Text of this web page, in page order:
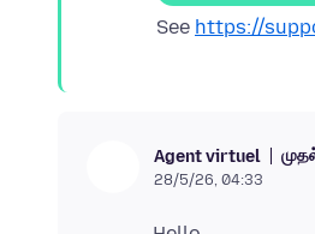
See https://
Agent virtuel
28/5/26, 04:33